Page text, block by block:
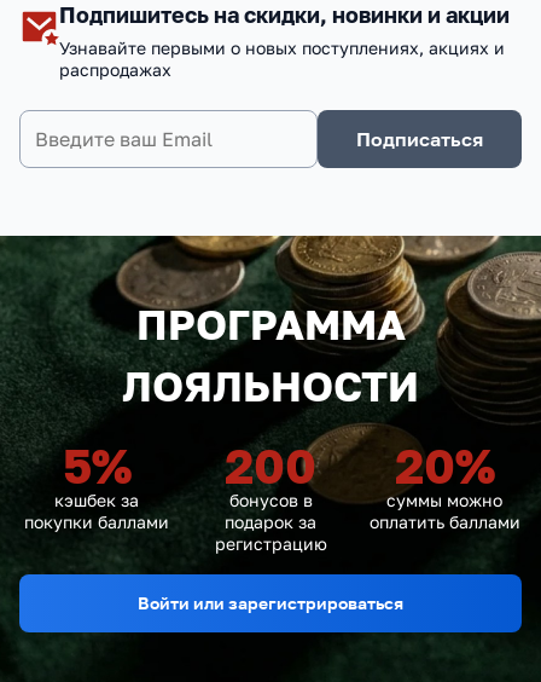
Подпишитесь на скидки, новинки и акции
Узнавайте первыми о новых поступлениях, акциях и
распродажах
Подписаться
ПРОГРАММА
ЛОЯЛЬНОСТИ
5%
кэшбек за
покупки баллами
200
бонусов в
подарок за
регистрацию
20%
суммы можно
оплатить баллами
Войти или зарегистрироваться